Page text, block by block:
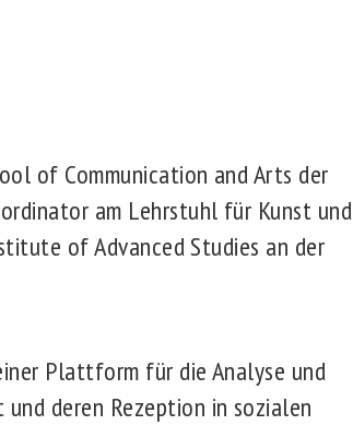
of Communication and Arts der
am Lehrstuhl für Kunst und
of Advanced Studies an der
Plattform für die Analyse und
und deren Rezeption in sozialen